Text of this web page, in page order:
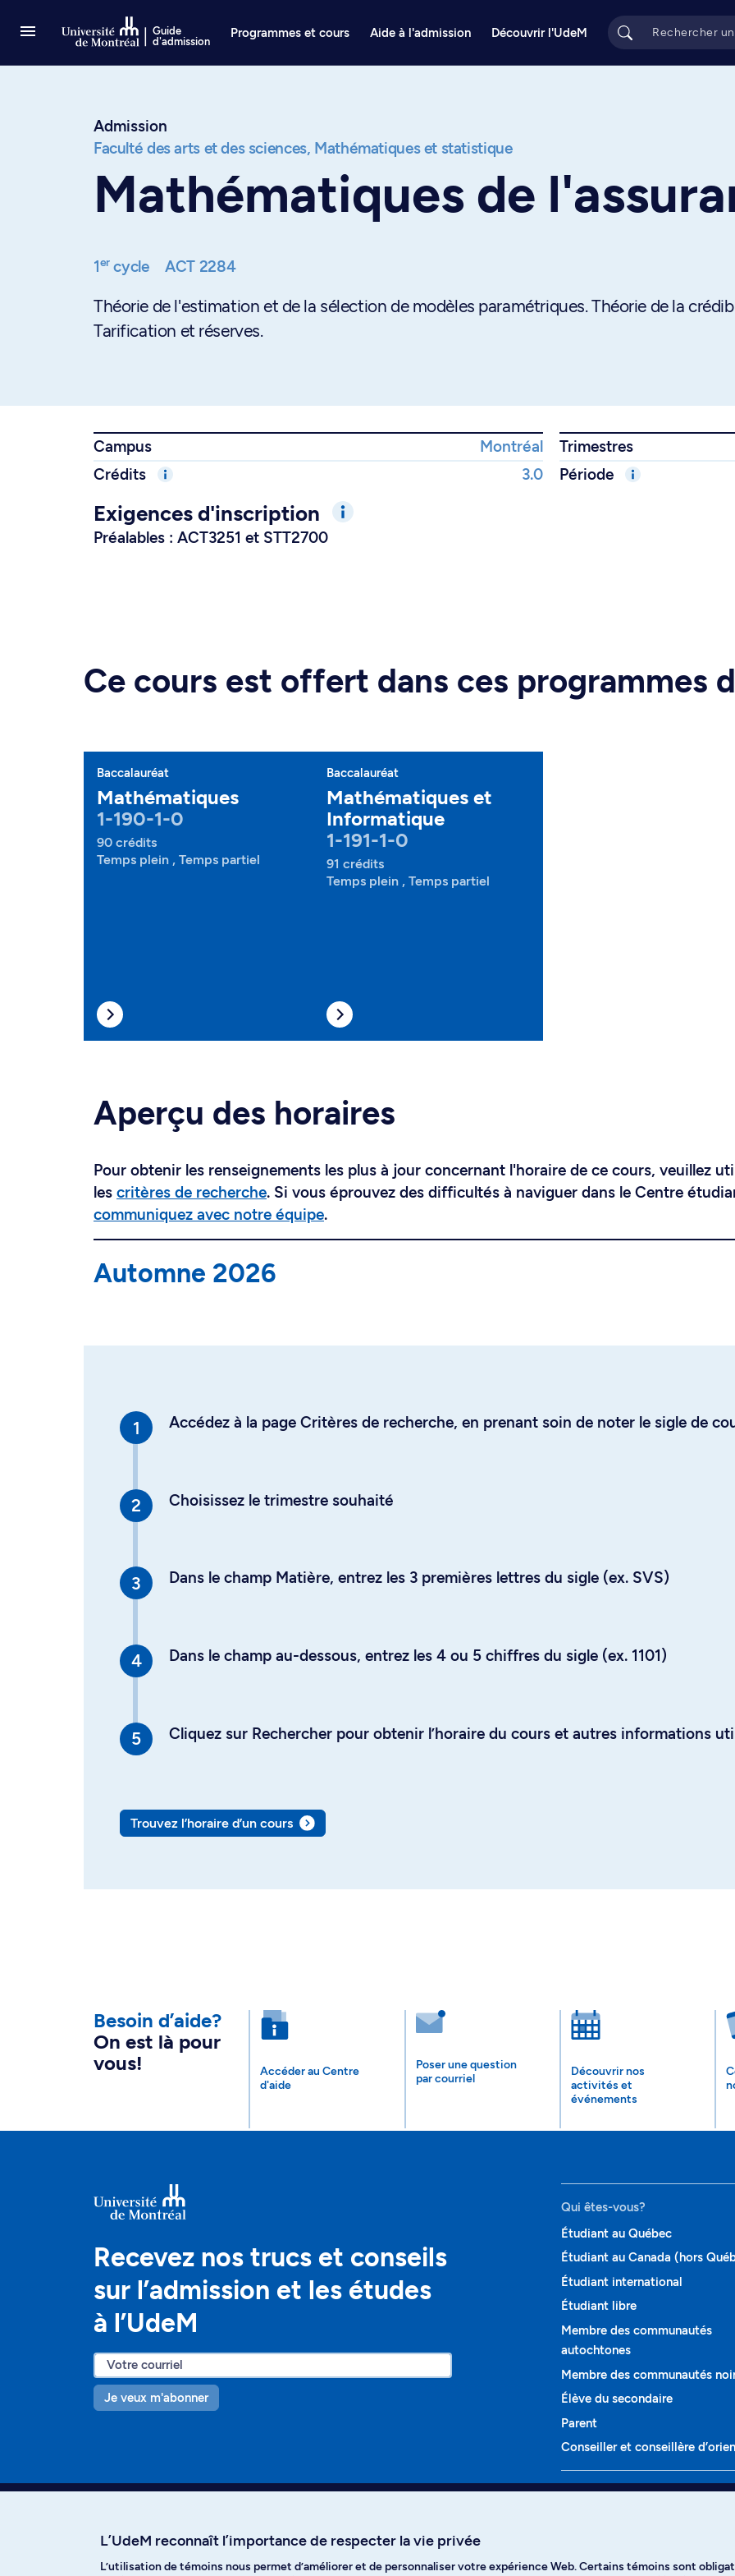
Guide
d'admission
Programmes et cours Aide à l'admission Découvrir l'UdeM
Admission
Faculté des arts et des sciences, Mathématiques et statistique
Mathématiques de
1ercycle ACT 2284
Théorie de l'estimation et de la sélection de modèles paramétriques. Théorie de la
Tarification et réserves.
Campus Montréal
Trimestres
Crédits
3.0 Période
Exigences d'inscription
Préalables : ACT3251 et STT2700
Ce cours est offert dans ces programmes
Baccalauréat
Mathématiques
1-190-1-0
90 crédits
Temps plein , Temps partiel
Baccalauréat
Mathématiques et
Informatique
1-191-1-0
91 crédits
Temps plein , Temps partiel
Aperçu des horaires
Pour obtenir les renseignements les plus à jour concernant l'horaire de ce cours, veuillez
les critères de recherche. Si vous éprouvez des difficultés à naviguer dans le Centre
communiquez avec notre équipe.
Automne 2026
Accédez à la page Critères de recherche, en prenant soin de noter le sigle de
Choisissez le trimestre souhaité
Dans le champ Matière, entrez les 3 premières lettres du sigle (ex. SVS)
Dans le champ au-dessous, entrez les 4 ou 5 chiffres du sigle (ex. 1101)
Cliquez sur Rechercher pour obtenir l’horaire du cours et autres informations
Trouvez l’horaire d’un cours
Besoin d’aide?
On est là pour
vous!
Accéder au Centre
d'aide
Poser une question
par courriel
Découvrir nos
activités et
événements
Recevez nos trucs et conseils
sur l’admission et les études
à l’UdeM
Je veux m'abonner
Qui êtes-vous?
Étudiant au Québec
Étudiant au Canada (hors
Étudiant international
Étudiant libre
Membre des communautés
autochtones
Membre des communautés
Élève du secondaire
Parent
Conseiller et conseillère
Programmes et cours
L’UdeM reconnaît l’importance de respecter la vie privée
L’utilisation de témoins nous permet d’améliorer et de personnaliser votre expérience Web. Certains témoins sont